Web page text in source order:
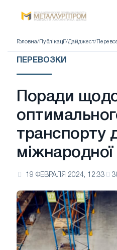
Головна/ Публікації/Дайджест/
ПЕРЕВОЗКИ
Поради
транспорту
19 ФЕВРАЛЯ 2024, 12:33